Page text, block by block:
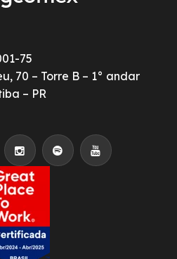
75
70 – Torre B – 1° andar
– PR